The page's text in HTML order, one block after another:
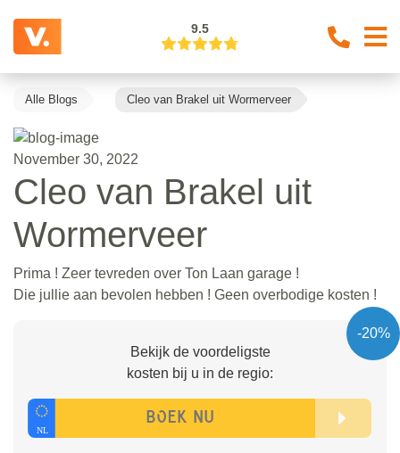
9.5
Alle Blogs Cleo van Brakel uit Wormerveer
November 30, 2022
Cleo van Brakel uit
Wormerveer
Prima ! Zeer tevreden over Ton Laan garage !
Die jullie aan bevolen hebben ! Geen overbodige kosten !
-20%
Bekijk de voordeligste
kosten bij u in de regio: